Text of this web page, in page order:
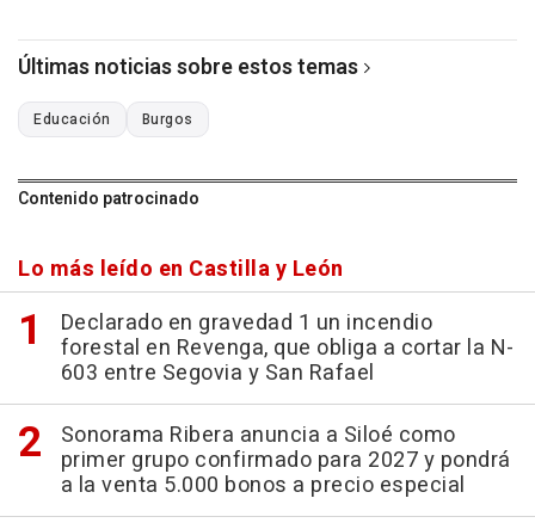
Últimas noticias sobre estos temas
Educación Burgos
Contenido patrocinado
Lo más leído en Castilla y León
Declarado en gravedad 1 un incendio
forestal en Revenga, que obliga a cortar la N-
603 entre Segovia y San Rafael
Sonorama Ribera anuncia a Siloé como
primer grupo confirmado para 2027 y pondrá
a la venta 5.000 bonos a precio especial